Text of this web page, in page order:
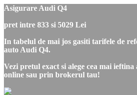
Asigurare Audi Q4
pret intre 833 si 5029 Lei
In tabelul de mai jos gasiti tarifele de
auto Audi Q4.
Vezi pretul exact si alege cea mai
online sau prin brokerul tau!